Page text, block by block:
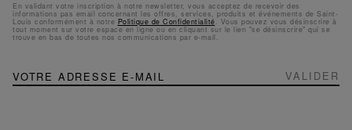
En validant votre inscription à notre newsletter, vous acceptez de recevoir des
informations pas email concernant les offres, services, produits et événements de Saint-
Louis conformément à notre Politique de Confidentialité. Vous pouvez vous désinscrire à
tout moment sur votre espace en ligne ou en cliquant sur le lien "se désinscrire" qui se
trouve en bas de toutes nos communications par e-mail.
NEWSLETTER
Inscription
à
VALIDER